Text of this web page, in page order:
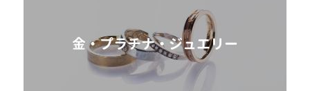
金・プラチナ・ジュエリー